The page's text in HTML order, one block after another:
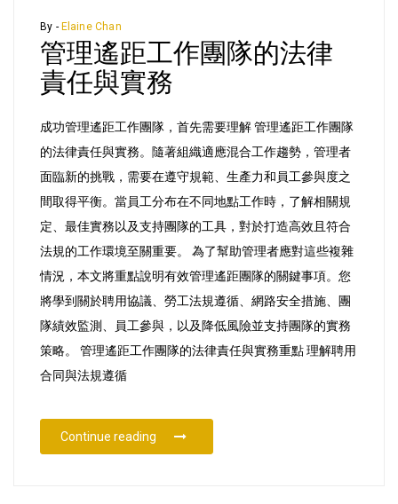
遙
距
工
作
團
隊
的
法
律
責
任
與
實
By - Elaine Chan
管理遙距工作團隊的法律
責任與實務
成功管理遙距工作團隊，首先需要理解 管理遙距工作團隊
的法律責任與實務。隨著組織適應混合工作趨勢，管理者
面臨新的挑戰，需要在遵守規範、生產力和員工參與度之
間取得平衡。當員工分布在不同地點工作時，了解相關規
定、最佳實務以及支持團隊的工具，對於打造高效且符合
法規的工作環境至關重要。 為了幫助管理者應對這些複雜
情況，本文將重點說明有效管理遙距團隊的關鍵事項。您
將學到關於聘用協議、勞工法規遵循、網路安全措施、團
隊績效監測、員工參與，以及降低風險並支持團隊的實務
策略。 管理遙距工作團隊的法律責任與實務重點 理解聘用
合同與法規遵循
Continue reading “管理遙距工作團隊的法律責任與實務”